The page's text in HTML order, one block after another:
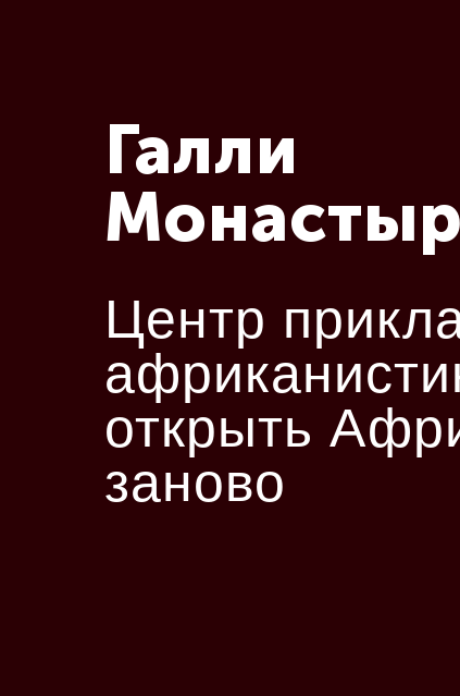
Центр
открыть
заново
Галли